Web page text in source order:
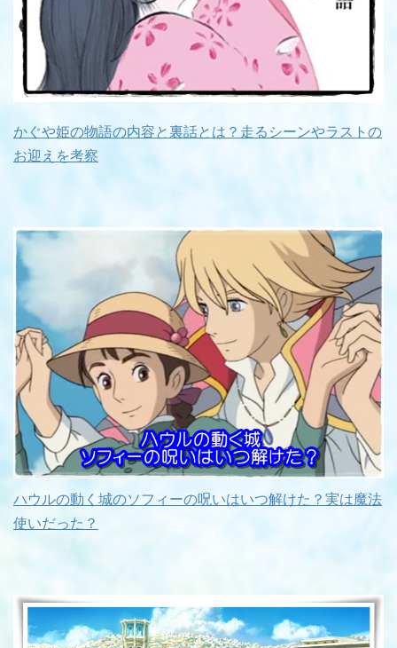
かぐや姫の物語の内容と裏話とは？走るシーンやラストの
お迎えを考察
ハウルの動く城のソフィーの呪いはいつ解けた？実は魔法
使いだった？